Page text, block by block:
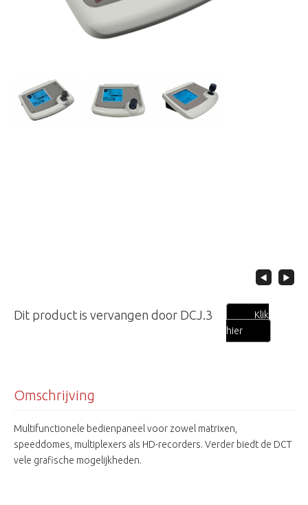
Dit product is vervangen door DCJ.3
Klik
hier
Omschrijving
Multifunctionele bedienpaneel voor zowel matrixen,
speeddomes, multiplexers als HD-recorders. Verder biedt de DCT
vele grafische mogelijkheden.